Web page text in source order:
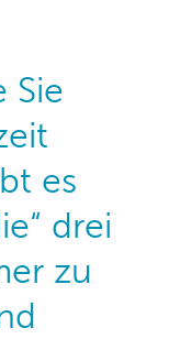
Sie
es
drei
zu